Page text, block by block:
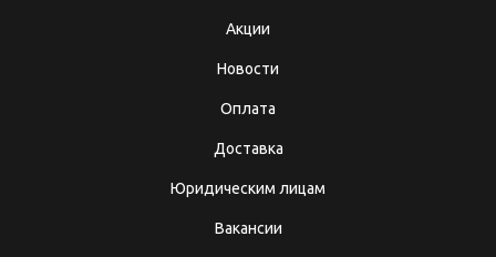
Акции
Новости
Оплата
Доставка
Юридическим лицам
Вакансии